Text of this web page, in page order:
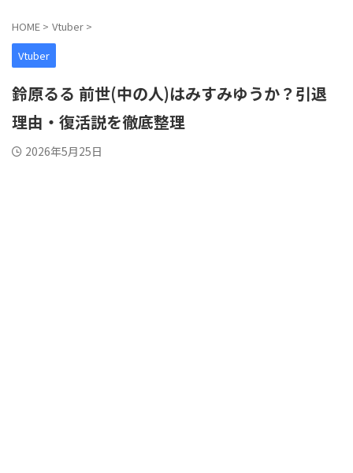
HOME > Vtuber >
Vtuber
鈴原るる 前世(中の人)はみすみゆうか？引退
理由・復活説を徹底整理
2026年5月25日